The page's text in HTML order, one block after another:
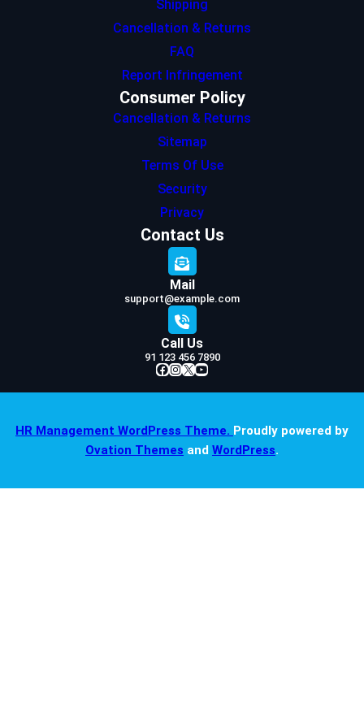
Shipping
Cancellation & Returns
FAQ
Report Infringement
Consumer Policy
Cancellation & Returns
Sitemap
Terms Of Use
Security
Privacy
Contact Us
Mail
support@example.com
Call Us
91 123 456 7890
Facebook InstagramX YouTube
HR Management WordPress Theme. Proudly powered by
Ovation Themes and WordPress.